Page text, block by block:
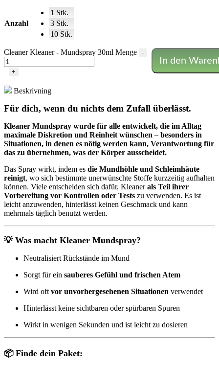
Anzahl
1 Stk.
3 Stk.
10 Stk.
Cleaner Kleaner - Mundspray 30ml Menge -
+
In den
Beskrivning
Für dich, wenn du nichts dem Zufall überlässt.
Kleaner Mundspray wurde für alle entwickelt, die im Alltag
maximale Diskretion und Reinheit wünschen – besonders in
Situationen, in denen es nötig werden kann, Verantwortung für
das zu übernehmen, was der Körper ausscheidet.
Das Spray wirkt, indem es die Mundhöhle und Schleimhäute
reinigt, wo sich bestimmte unerwünschte Stoffe kurzzeitig aufhalten
können. Viele entscheiden sich dafür, Kleanerals Teil ihrer
Vorbereitung vor Kontrollen oder Tests zu verwenden. Es ist
leicht anzuwenden, hinterlässt keinen Geschmack und kann
mehrmals täglich benutzt werden.
💡 Was macht Kleaner Mundspray?
Neutralisiert Rückstände im Mund
Sorgt für ein sauberes Gefühl und frischen Atem
Wird oft vor unvorhergesehenen Situationen verwendet
Hinterlässt keine sichtbaren oder spürbaren Spuren
Wirkt in wenigen Sekunden und ist leicht zu dosieren
📦 Finde dein Paket: